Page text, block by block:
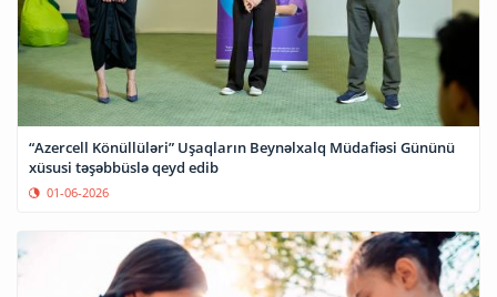
“Azercell Könüllüləri” Uşaqların Beynəlxalq Müdafiəsi Gününü
xüsusi təşəbbüslə qeyd edib
01-06-2026